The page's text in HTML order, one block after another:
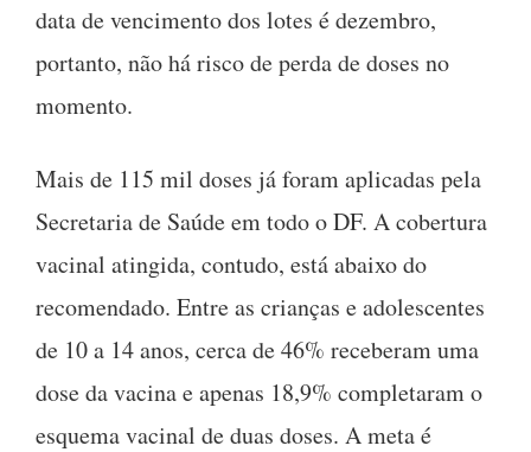
data de vencimento dos lotes é dezembro,
portanto, não há risco de perda de doses no
momento.
Mais de 115 mil doses já foram aplicadas pela
Secretaria de Saúde em todo o DF. A cobertura
vacinal atingida, contudo, está abaixo do
recomendado. Entre as crianças e adolescentes
de 10 a 14 anos, cerca de 46% receberam uma
dose da vacina e apenas 18,9% completaram o
esquema vacinal de duas doses. A meta é